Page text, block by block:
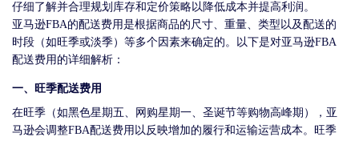
仔细了解并合理规划库存和定价策略以降低成本并提高利润。
亚马逊FBA的配送费用是根据商品的尺寸、重量、类型以及配送的
时段（如旺季或淡季）等多个因素来确定的。以下是对亚马逊FBA
配送费用的详细解析：
一、旺季配送费用
在旺季（如黑色星期五、网购星期一、圣诞节等购物高峰期），亚
马逊会调整FBA配送费用以反映增加的履行和运输运营成本。旺季